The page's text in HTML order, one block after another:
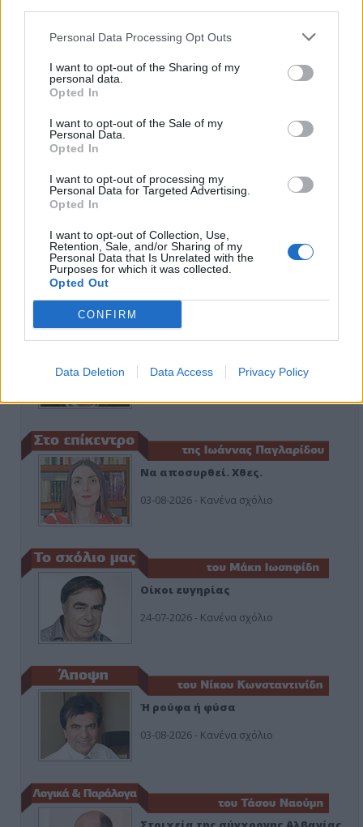
Personal Data Processing Opt Outs
I want to opt-out of the Sharing of my
personal data.
Opted In
I want to opt-out of the Sale of my
Personal Data.
Opted In
I want to opt-out of processing my
Personal Data for Targeted Advertising.
Opted In
I want to opt-out of Collection, Use,
Retention, Sale, and/or Sharing of my
Personal Data that Is Unrelated with the
Purposes for which it was collected.
Opted Out
CONFIRM
Data Deletion Data Access Privacy Policy
ΑΠΟΨΕΙΣ
Εδώ Παππάς, εκεί Παππάς, που είναι
ο ΣΥΡΙΖΑ και οι Κιλκισιώτες
26-07-2026 - Κανένα σχόλιο
εμπράκτως την περιφέρεια – μειώσ…
Να αποσυρθεί. Χθες.
03-08-2026 - Κανένα σχόλιο
Οίκοι ευγηρίας
24-07-2026 - Κανένα σχόλιο
Ή ρούφα ή φύσα
03-08-2026 - Κανένα σχόλιο